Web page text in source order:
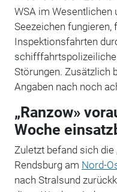
WSA im Wesentlichen
Seezeichen fungieren,
Inspektionsfahrten
Störungen. Zusätzlich
Angaben nach noch
„Ranzow»
Woche
Zuletzt befand sich die
Rendsburg am Nord-
nach Stralsund